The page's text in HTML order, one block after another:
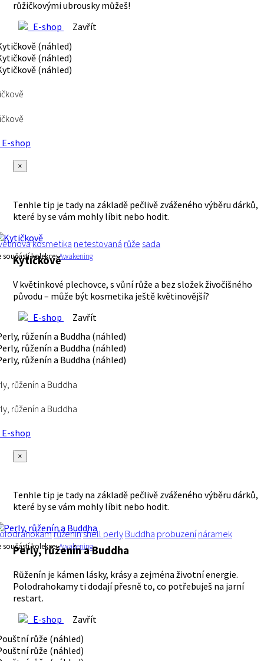
růžičkovými ubrousky můžeš!
E-shop
Zavřít
shop
×
Tenhle tip je tady na základě pečlivě zváženého výběru dárků,
které by se vám mohly líbit nebo hodit.
kosmetika netestovaná růže sada
součástí kolekce:Awakening
Kytičkově
V květinkové plechovce, s vůní růže a bez složek živočišného
původu – může být kosmetika ještě květinovější?
E-shop
Zavřít
růženín a Buddha
růženín a Buddha
shop
×
Tenhle tip je tady na základě pečlivě zváženého výběru dárků,
které by se vám mohly líbit nebo hodit.
růženínshell perly Buddha probuzení náramek
součástí kolekce:Awakening
Perly, růženín a Buddha
Růženín je kámen lásky, krásy a zejména životní energie.
Polodrahokamy ti dodají přesně to, co potřebuješ na jarní
restart.
E-shop
Zavřít